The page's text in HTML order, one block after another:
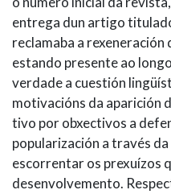
entrega dun artigo
reclamaba a rexeneración
estando presente ao
verdade a cuestión
motivacións da aparición
tivo por obxectivos a
popularización a través
escorrentar os prexuízos
desenvolvemento.